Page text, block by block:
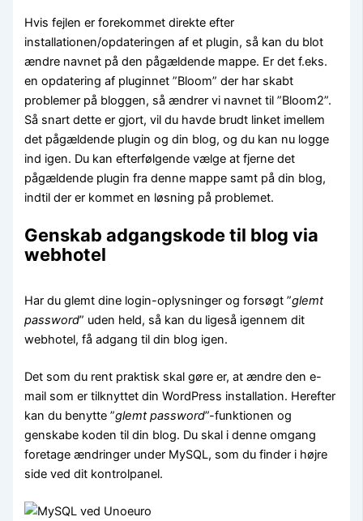
Hvis fejlen er forekommet direkte efter
installationen/opdateringen af et plugin, så kan du blot
ændre navnet på den pågældende mappe. Er det f.eks.
en opdatering af pluginnet ”Bloom” der har skabt
problemer på bloggen, så ændrer vi navnet til ”Bloom2”.
Så snart dette er gjort, vil du havde brudt linket imellem
det pågældende plugin og din blog, og du kan nu logge
ind igen. Du kan efterfølgende vælge at fjerne det
pågældende plugin fra denne mappe samt på din blog,
indtil der er kommet en løsning på problemet.
Genskab adgangskode til blog via
webhotel
Har du glemt dine login-oplysninger og forsøgt ”glemt
password” uden held, så kan du ligeså igennem dit
webhotel, få adgang til din blog igen.
Det som du rent praktisk skal gøre er, at ændre den e-
mail som er tilknyttet din WordPress installation. Herefter
kan du benytte ”glemt password”-funktionen og
genskabe koden til din blog. Du skal i denne omgang
foretage ændringer under MySQL, som du finder i højre
side ved dit kontrolpanel.